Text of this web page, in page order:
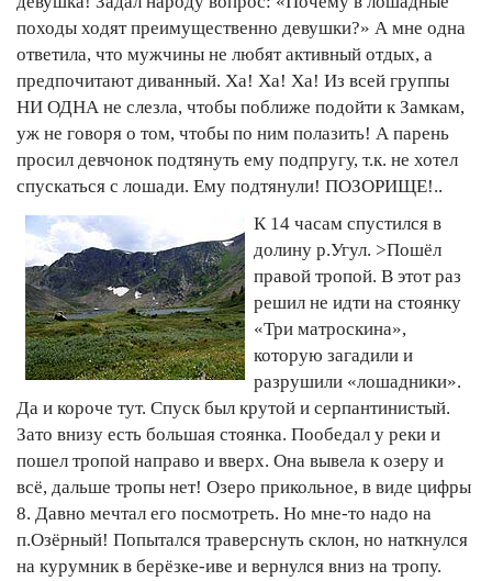
походы ходят преимущественно девушки?» А мне одна
ответила, что мужчины не любят активный отдых, а
предпочитают диванный. Ха! Ха! Ха! Из всей группы
НИ ОДНА не слезла, чтобы поближе подойти к Замкам,
уж не говоря о том, чтобы по ним полазить! А парень
просил девчонок подтянуть ему подпругу, т.к. не хотел
спускаться с лошади. Ему подтянули! ПОЗОРИЩЕ!..
К 14 часам спустился в
долину р.Угул. >Пошёл
правой тропой. В этот раз
решил не идти на стоянку
«Три матроскина»,
которую загадили и
разрушили «лошадники».
Да и короче тут. Спуск был крутой и серпантинистый.
Зато внизу есть большая стоянка. Пообедал у реки и
пошел тропой направо и вверх. Она вывела к озеру и
всё, дальше тропы нет! Озеро прикольное, в виде цифры
8. Давно мечтал его посмотреть. Но мне-то надо на
п.Озёрный! Попытался траверснуть склон, но наткнулся
на курумник в берёзке-иве и вернулся вниз на тропу.